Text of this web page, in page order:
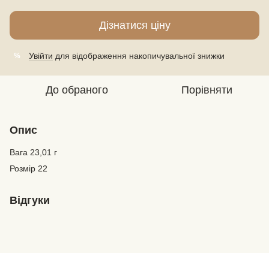
Дізнатися ціну
% Увійти для відображення накопичувальної знижки
До обраного Порівняти
Опис
Вага 23,01 г
Розмір 22
Відгуки